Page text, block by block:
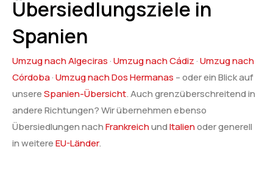
Übersiedlungsziele in
Spanien
Umzug nach Algeciras ·Umzug nach Cádiz ·Umzug nach
Córdoba·Umzug nach Dos Hermanas – oder ein Blick auf
unsereSpanien-Übersicht. Auch grenzüberschreitend in
andere Richtungen? Wir übernehmen ebenso
Übersiedlungen nachFrankreichundItalienoder generell
in weitereEU-Länder.